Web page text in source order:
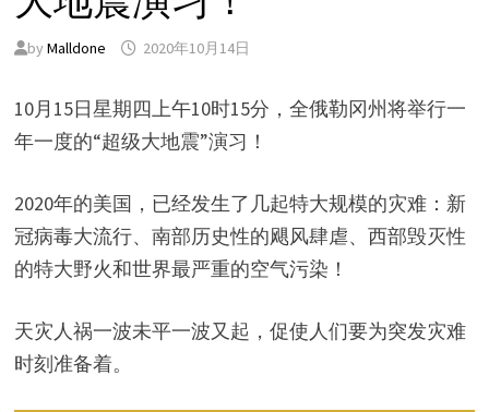
by Malldone 2020年10月14日
10月15日星期四上午10时15分，全俄勒冈州将举行一
年一度的“超级大地震”演习！
2020年的美国，已经发生了几起特大规模的灾难：新
冠病毒大流行、南部历史性的飓风肆虐、西部毁灭性
的特大野火和世界最严重的空气污染！
天灾人祸一波未平一波又起，促使人们要为突发灾难
时刻准备着。